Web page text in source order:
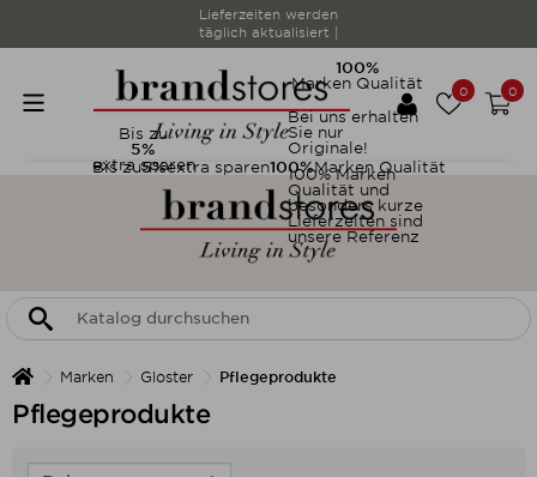
Lieferzeiten werden
täglich aktualisiert |
0 0
Bis zu5%extra sparen
Bis zu
5%
extra sparen
100%Marken Qualität
100%
Marken Qualität
Bei uns erhalten
Sie nur
Originale!
100% Marken
Qualität und
besonders kurze
Lieferzeiten sind
unsere Referenz
Marken Gloster Pflegeprodukte
Pflegeprodukte